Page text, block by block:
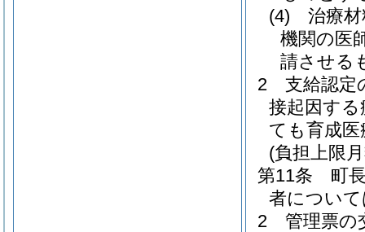
(4)
治療
機関の医
請させる
2
支給認定
接起因す
ても育成
(負担上限
第11条
町
者につい
2
管理票の